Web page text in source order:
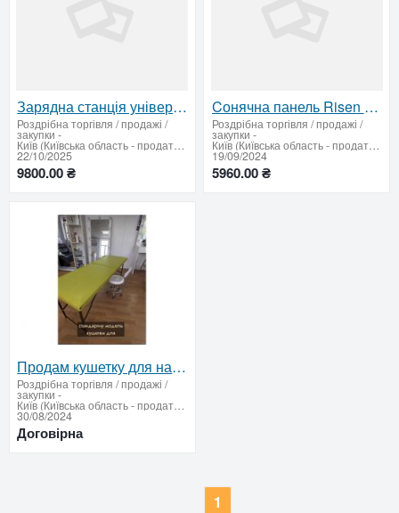
Зарядна станція універсальна Jackery Explorer 300PLS 288WH
Роздрібна торгівля / продажі /
закупки -
Київ (Київська область - продати купити)
22/10/2025
9800.00 ₴
Cонячна панель Risen RSM110-8-550M
Роздрібна торгівля / продажі /
закупки -
Київ (Київська область - продати купити)
19/09/2024
5960.00 ₴
Продам кушетку для нарощування вій
Роздрібна торгівля / продажі /
закупки -
Київ (Київська область - продати купити)
30/08/2024
Договірна
1